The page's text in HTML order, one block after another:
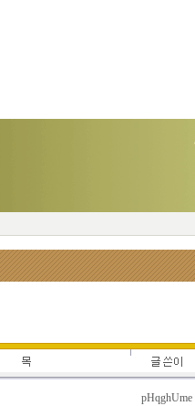
pHqghUme